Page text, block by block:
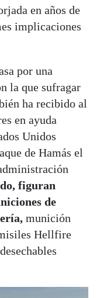
en años de
implicaciones
por una
la que sufragar
ha recibido al
en ayuda
Unidos
de Hamás el
figuran
de
munición
Hellfire